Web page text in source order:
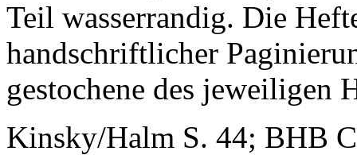
Teil wasserrandig. Die
handschriftlicher
gestochene des jeweiligen
Kinsky/Halm S. 44; BHB